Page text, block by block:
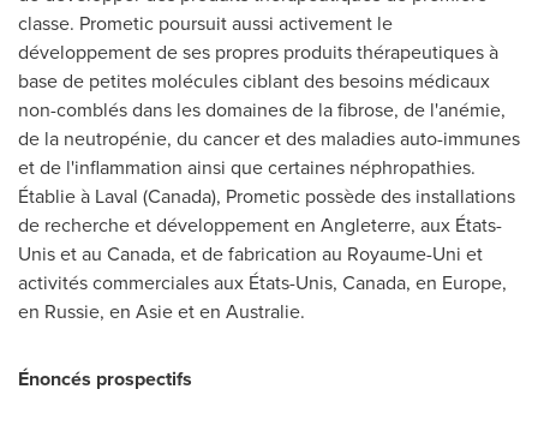
classe. Prometic poursuit aussi activement le
développement de ses propres produits thérapeutiques à
base de petites molécules ciblant des besoins médicaux
non-comblés dans les domaines de la fibrose, de l'anémie,
de la neutropénie, du cancer et des maladies auto-immunes
et de l'inflammation ainsi que certaines néphropathies.
Établie à Laval (Canada), Prometic possède des installations
de recherche et développement en Angleterre, aux États-
Unis et au Canada, et de fabrication au Royaume-Uni et
activités commerciales aux États-Unis, Canada, en Europe,
en Russie, en Asie et en Australie.
Énoncés prospectifs